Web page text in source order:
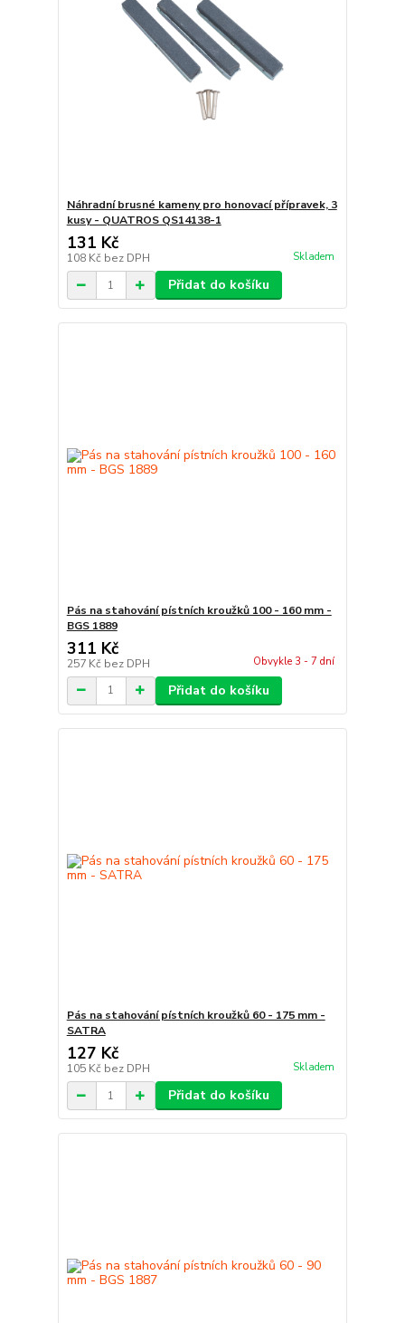
Náhradní brusné kameny pro honovací přípravek, 3
kusy - QUATROS QS14138-1
131 Kč
108 Kč bez DPH Skladem
Přidat do košíku
Pás na stahování pístních kroužků 100 - 160 mm -
BGS 1889
311 Kč
257 Kč bez DPH Obvykle 3 - 7 dní
Přidat do košíku
Pás na stahování pístních kroužků 60 - 175 mm -
SATRA
127 Kč
105 Kč bez DPH Skladem
Přidat do košíku